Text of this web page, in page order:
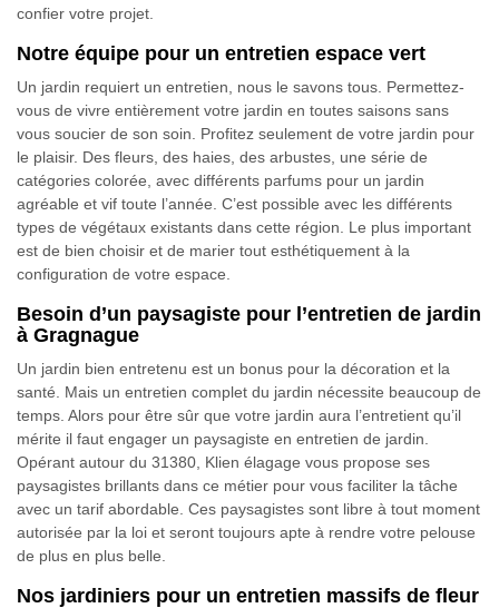
confier votre projet.
Notre équipe pour un entretien espace vert
Un jardin requiert un entretien, nous le savons tous. Permettez-
vous de vivre entièrement votre jardin en toutes saisons sans
vous soucier de son soin. Profitez seulement de votre jardin pour
le plaisir. Des fleurs, des haies, des arbustes, une série de
catégories colorée, avec différents parfums pour un jardin
agréable et vif toute l’année. C’est possible avec les différents
types de végétaux existants dans cette région. Le plus important
est de bien choisir et de marier tout esthétiquement à la
configuration de votre espace.
Besoin d’un paysagiste pour l’entretien de jardin
à Gragnague
Un jardin bien entretenu est un bonus pour la décoration et la
santé. Mais un entretien complet du jardin nécessite beaucoup de
temps. Alors pour être sûr que votre jardin aura l’entretient qu’il
mérite il faut engager un paysagiste en entretien de jardin.
Opérant autour du 31380, Klien élagage vous propose ses
paysagistes brillants dans ce métier pour vous faciliter la tâche
avec un tarif abordable. Ces paysagistes sont libre à tout moment
autorisée par la loi et seront toujours apte à rendre votre pelouse
de plus en plus belle.
Nos jardiniers pour un entretien massifs de fleur